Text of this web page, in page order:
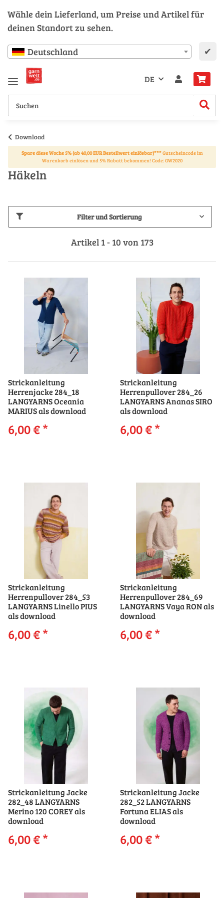
Wähle dein Lieferland, um Preise und Artikel für
deinen Standort zu sehen.
Deutschland ✔
DE
Download
Spare diese Woche 5% (ab 40,00 EUR Bestellwert einlösbar)***Gutscheincode im
Warenkorb einlösen und 5% Rabatt bekommen! Code: GW2020
Häkeln
Filter und Sortierung
Artikel 1 - 10 von 173
Strickanleitung
Herrenjacke 284_18
LANGYARNS Oceania
MARIUS als download
6,00 €*
Strickanleitung
Herrenpullover 284_26
LANGYARNS Ananas SIRO
als download
6,00 €*
Strickanleitung
Herrenpullover 284_53
LANGYARNS Linello PIUS
als download
6,00 €*
Strickanleitung
Herrenpullover 284_69
LANGYARNS Vaya RON als
download
6,00 €*
Strickanleitung Jacke
282_48 LANGYARNS
Merino 120 COREY als
download
6,00 €*
Strickanleitung Jacke
282_52 LANGYARNS
Fortuna ELIAS als
download
6,00 €*